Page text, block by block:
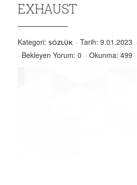
EXHAUST
Kategori: SÖZLÜK Tarih: 9.01.2023
Bekleyen Yorum: 0
Okunma: 499